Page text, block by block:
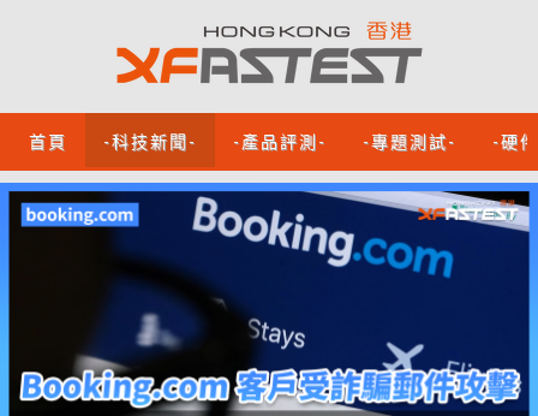
首頁 -科技新聞- -產品評測- -專題測試- -硬